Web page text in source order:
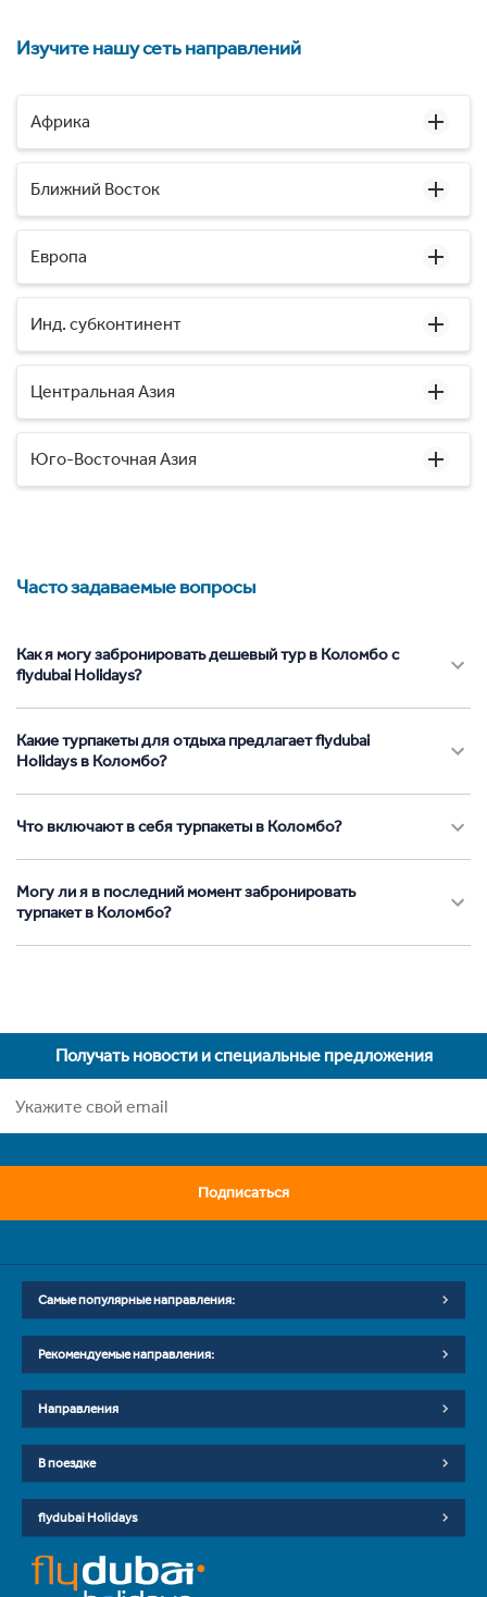
Изучите нашу сеть направлений
Африка
Ближний Восток
Европа
Инд. субконтинент
Центральная Азия
Юго-Восточная Азия
Часто задаваемые вопросы
Как я могу забронировать дешевый тур в Коломбо с
flydubai Holidays?
Какие турпакеты для отдыха предлагает flydubai
Holidays в Коломбо?
Что включают в себя турпакеты в Коломбо?
Могу ли я в последний момент забронировать
турпакет в Коломбо?
Получать новости и специальные предложения
Подписаться
Самые популярные направления:
Рекомендуемые направления:
Направления
В поездке
flydubai Holidays